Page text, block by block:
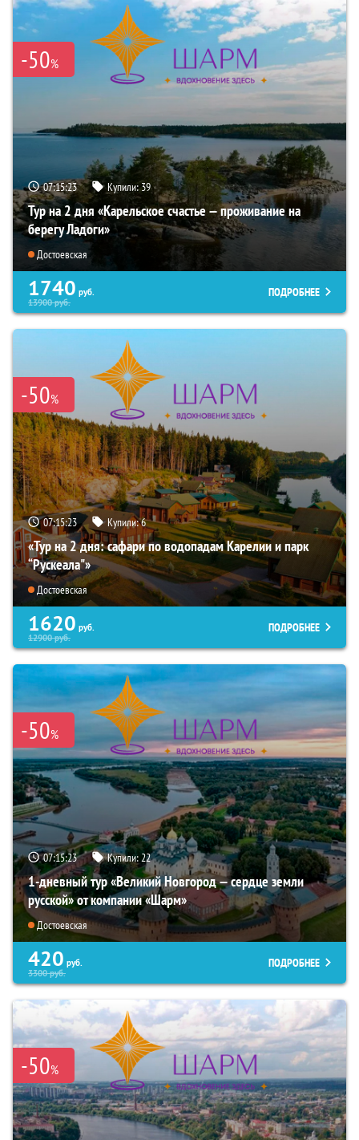
-50%
07:15:22 Купили:39
Тур на 2 дня «Карельское счастье — проживание на
берегу Ладоги»
Достоевская
1740 руб.
13900руб.
ПОДРОБНЕЕ
-50%
07:15:22 Купили:6
«Тур на 2 дня: сафари по водопадам Карелии и парк
“Рускеала"»
Достоевская
1620 руб.
12900руб.
ПОДРОБНЕЕ
-50%
07:15:22 Купили:22
1-дневный тур «Великий Новгород — сердце земли
русской» от компании «Шарм»
Достоевская
420 руб.
3300руб.
ПОДРОБНЕЕ
-50%